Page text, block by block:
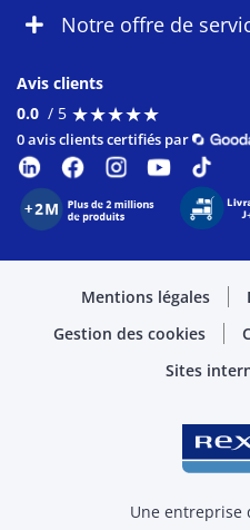
Notre offre de
Avis clients
0.0 / 5 ★★★★★
★★★★★
0 avis clients certifiés par
Mentions légales
Gestion des cookies
Sites
Une entreprise